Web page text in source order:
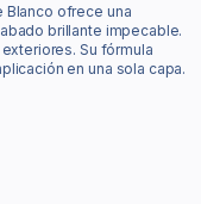
Blanco ofrece una
brillante impecable.
Su fórmula
en una sola capa.